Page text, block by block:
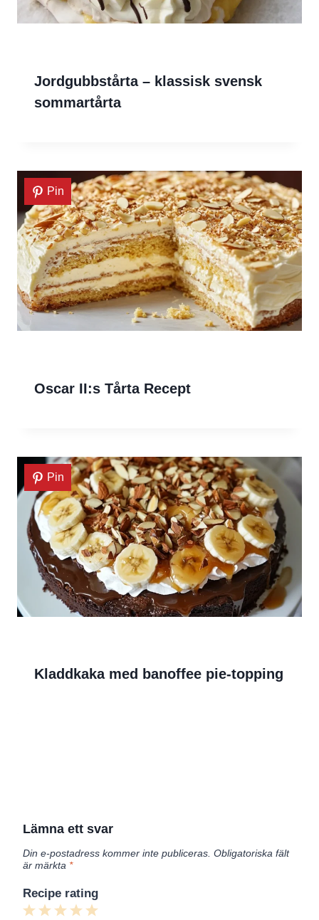
Jordgubbstårta – klassisk svensk
sommartårta
Pin
Oscar II:s Tårta Recept
Pin
Kladdkaka med banoffee pie-topping
Lämna ett svar
Din e-postadress kommer inte publiceras. Obligatoriska fält
är märkta *
Recipe rating